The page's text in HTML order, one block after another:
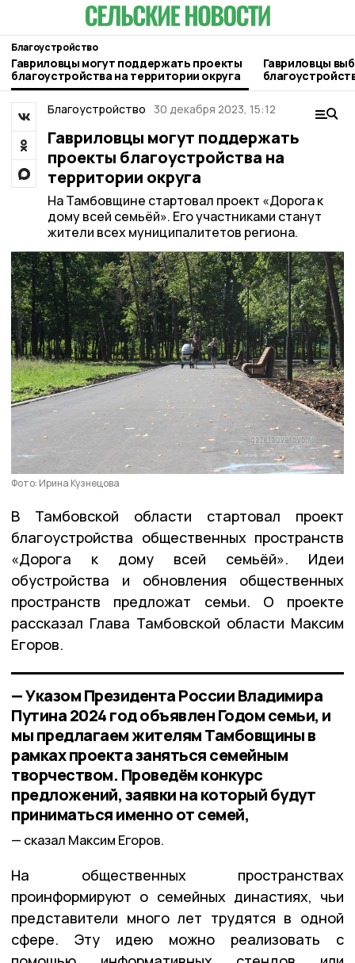
Благоустройство
Гавриловцы могут поддержать проекты
благоустройства на территории округа
Гавриловцы
Пересыпкино
Благоустройство
30 декабря 2023, 15:12
Гавриловцы могут поддержать
проекты благоустройства на
территории округа
На Тамбовщине стартовал проект «Дорога к
дому всей семьёй». Его участниками станут
жители всех муниципалитетов региона.
Фото: Ирина Кузнецова
В Тамбовской области стартовал проект
благоустройства общественных пространств
«Дорога к дому всей семьёй». Идеи
обустройства и обновления общественных
пространств предложат семьи. О проекте
рассказал Глава Тамбовской области Максим
Егоров.
— Указом Президента России Владимира
Путина 2024 год объявлен Годом семьи, и
мы предлагаем жителям Тамбовщины в
рамках проекта заняться семейным
творчеством. Проведём конкурс
предложений, заявки на который будут
приниматься именно от семей,
сказал Максим Егоров.
На общественных пространствах
проинформируют о семейных династиях, чьи
представители много лет трудятся в одной
сфере. Эту идею можно реализовать с